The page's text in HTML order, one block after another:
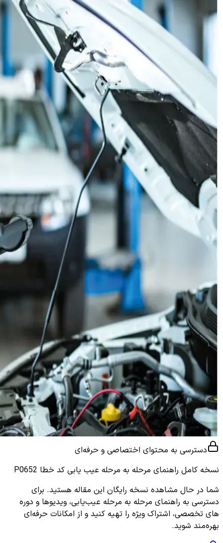
دسترسی به محتوای اختصاصی و حرفه‌ای
نسخه کامل راهنمای مرحله به مرحله عیب یابی کد خطا P0652
شما در حال مشاهده نسخه رایگان این مقاله هستید. برای
دسترسی به راهنمای مرحله به مرحله عیب‌یابی، ویدیوها و دوره
های تخصصی، اشتراک ویژه را تهیه کنید و از امکانات حرفه‌ای
بهره‌مند شوید.